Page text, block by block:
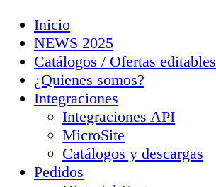
Inicio
NEWS 2025
Catálogos / Ofertas editables
¿Quienes somos?
Integraciones
Integraciones API
MicroSite
Catálogos y descargas
Pedidos